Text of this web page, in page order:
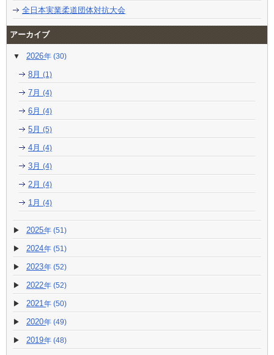
全日本実業柔道団体対抗大会
アーカイブ
2026 (30)
8月 (1)
7月 (4)
6月 (4)
5月 (5)
4月 (4)
3月 (4)
2月 (4)
1月 (4)
2025 (51)
2024 (51)
2023 (52)
2022 (52)
2021 (50)
2020 (49)
2019 (48)